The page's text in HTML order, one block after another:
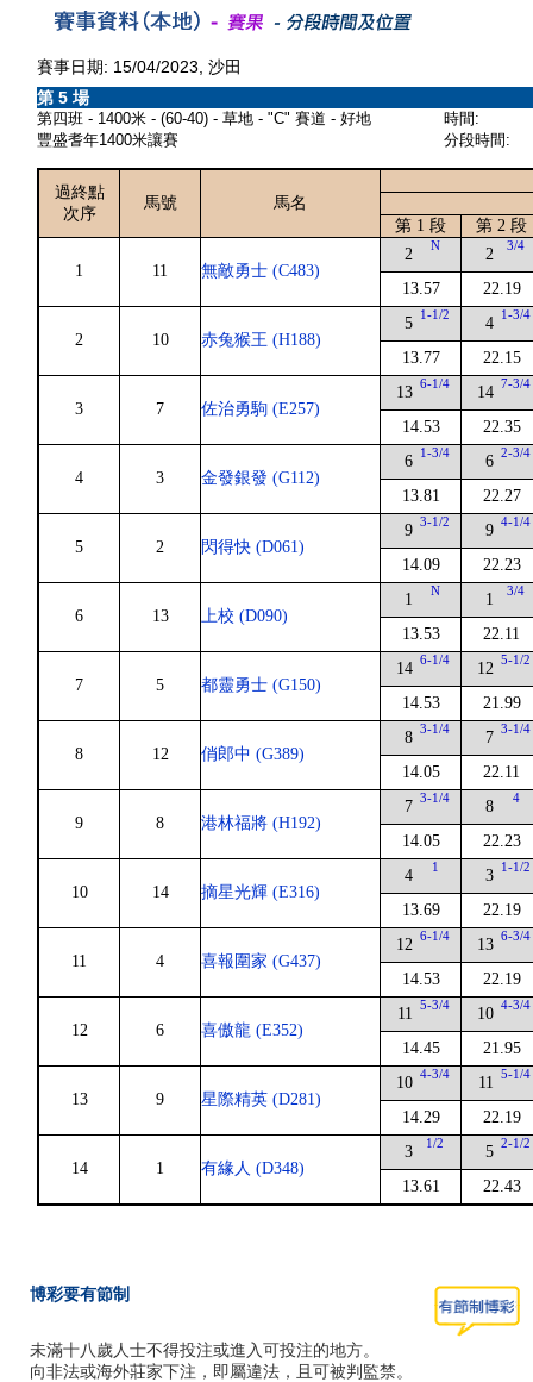
賽事日期: 15/04/2023, 沙田
第 5 場
第四班 - 1400米 - (60-40) - 草地 - "C" 賽道 - 好地
豐盛耆年1400米讓賽
時間:
分段時間:
過終點
次序
馬號
馬名
第 1 段
第 2 段
1 11 無敵勇士 (C483)
2 N
13.57
2 3/4
22.19
2 10 赤兔猴王 (H188)
5 1-1/2
13.77
4 1-3/4
22.15
3 7 佐治勇駒 (E257)
13 6-1/4
14.53
14 7-3/4
22.35
4 3 金發銀發 (G112)
6 1-3/4
13.81
6 2-3/4
22.27
5 2 閃得快 (D061)
9 3-1/2
14.09
9 4-1/4
22.23
6 13 上校 (D090)
1 N
13.53
1 3/4
22.11
7 5 都靈勇士 (G150)
14 6-1/4
14.53
12 5-1/2
21.99
8 12 俏郎中 (G389)
8 3-1/4
14.05
7 3-1/4
22.11
9 8 港林福將 (H192)
7 3-1/4
14.05
8 4
22.23
10 14 摘星光輝 (E316)
4 1
13.69
3 1-1/2
22.19
11 4 喜報圍家 (G437)
12 6-1/4
14.53
13 6-3/4
22.19
12 6 喜傲龍 (E352)
11 5-3/4
14.45
10 4-3/4
21.95
13 9 星際精英 (D281)
10 4-3/4
14.29
11 5-1/4
22.19
14 1 有緣人 (D348)
3 1/2
13.61
5 2-1/2
22.43
博彩要有節制
未滿十八歲人士不得投注或進入可投注的地方。
向非法或海外莊家下注，即屬違法，且可被判監禁。